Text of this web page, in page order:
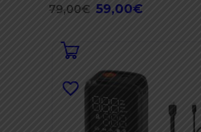
79,00€ Il
79,00€.
59,00€
59,00€.